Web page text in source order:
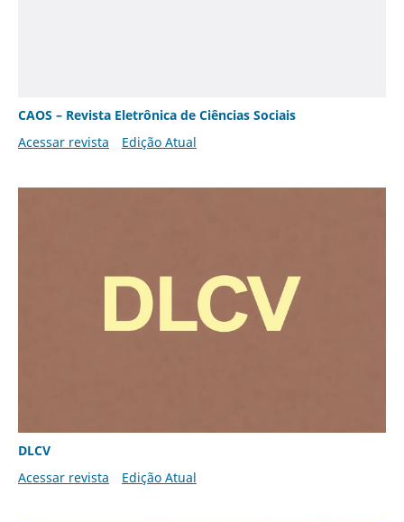
CAOS – Revista Eletrônica de Ciências Sociais
Acessar revista
Edição Atual
DLCV
Acessar revista
Edição Atual